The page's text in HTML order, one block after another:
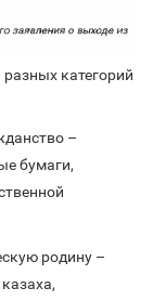
категорий
–
бумаги,
родину –